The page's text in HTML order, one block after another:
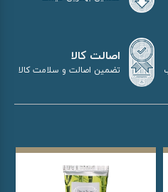
اصالت کالا
تضمین اصالت و سلامت کالا